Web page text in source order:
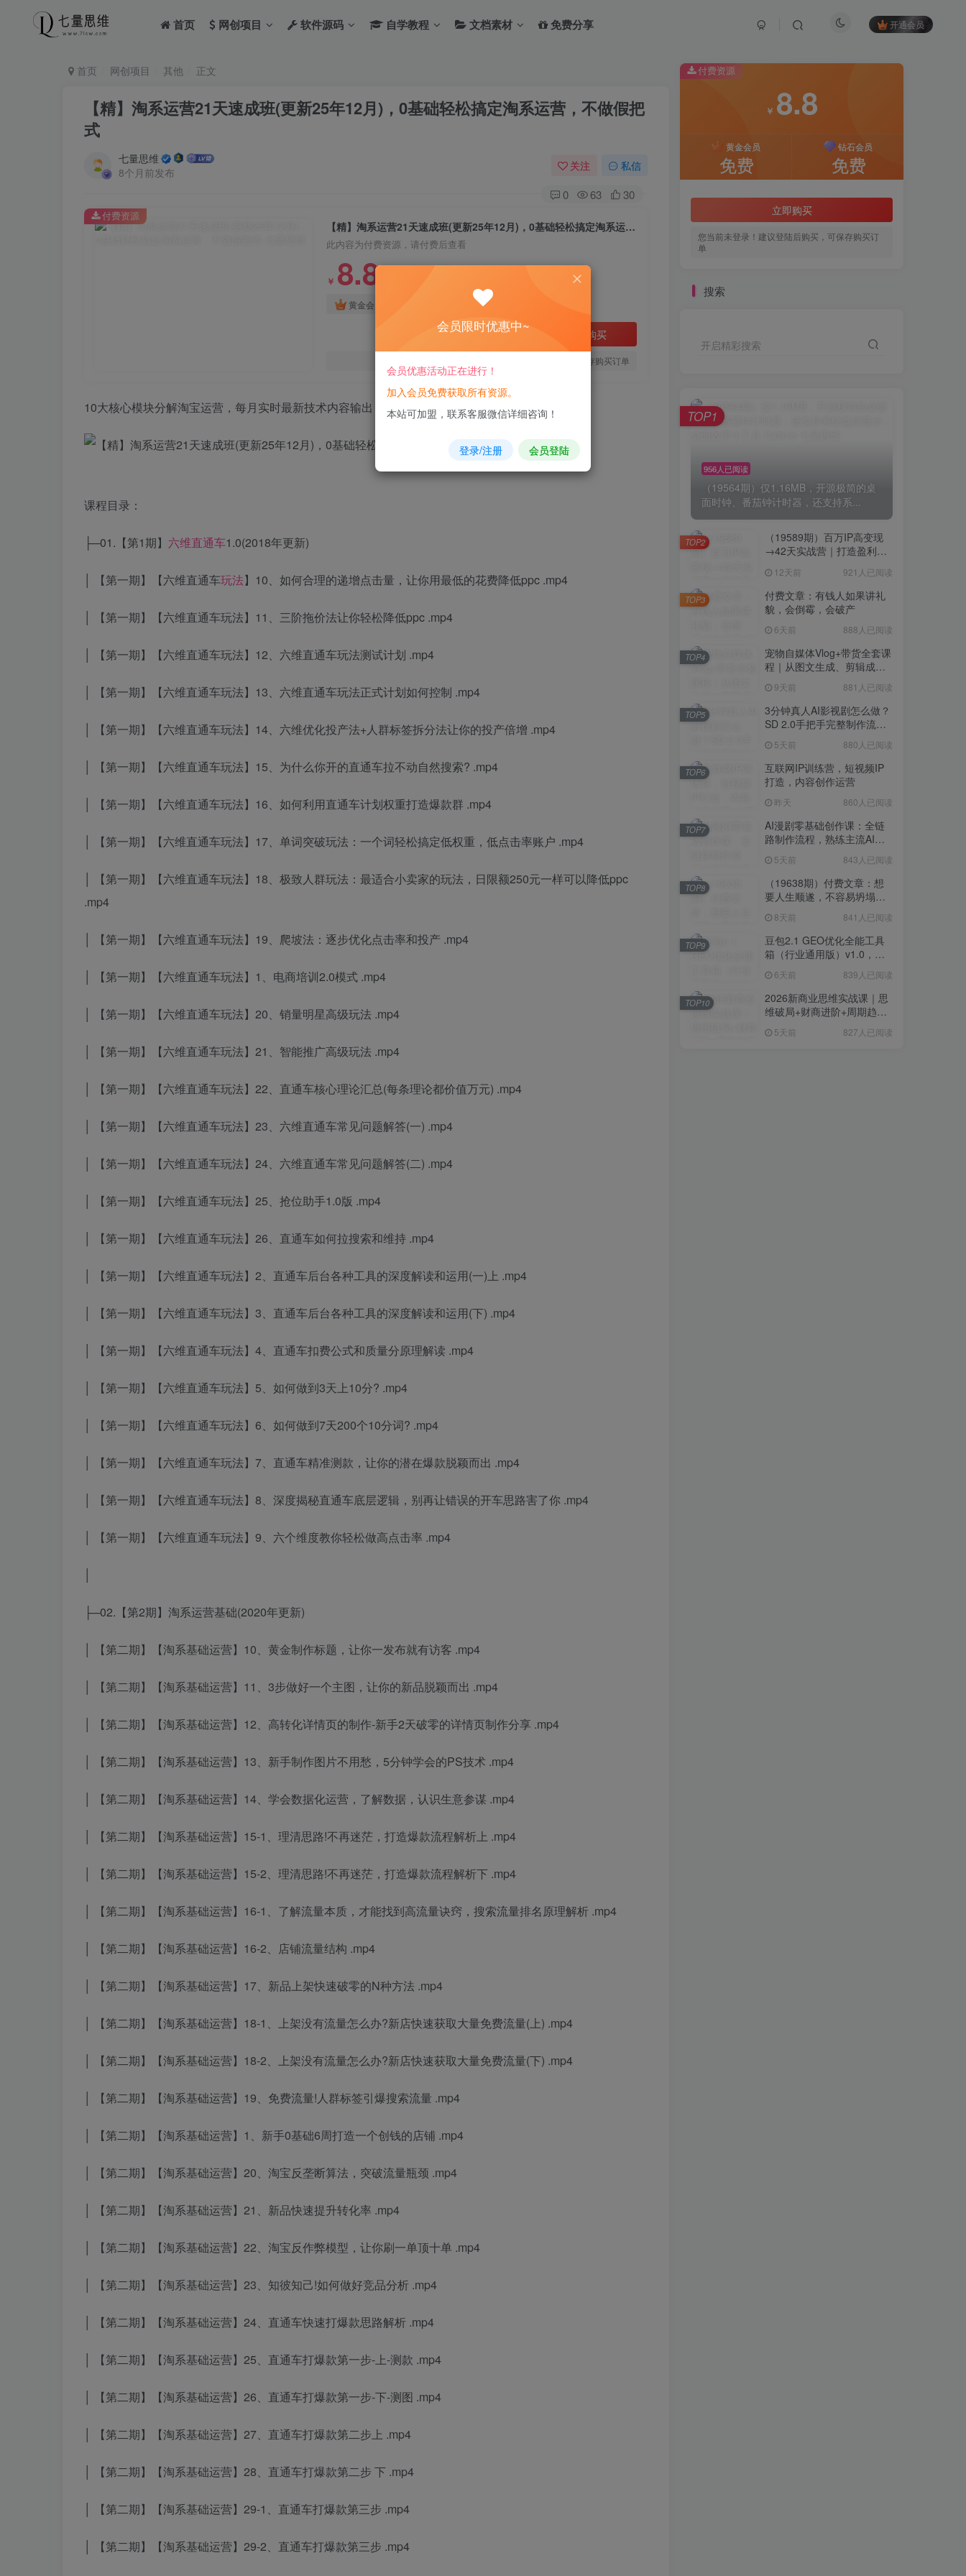
首页 网创项目 软件源码 自学教程 文档素材 免费分享 开通会员
首页 网创项目 其他 正文
【精】淘系运营21天速成班(更新25年12月)，0基础轻松搞定淘系运营，不做假把
式
七量思维
8个月前发布
关注 私信
0 63 30
【精】淘系运营21天速成班(更新25年12月)，0基础轻松搞定淘系运营，不做假把式
此内容为付费资源，请付费后查看
￥ 8.8
黄金会员 免费
立即购买
您当前未登录！建议登陆后购买，可保存购买订单
付费资源
10大核心模块分解淘宝运营，每月实时最新技术内容输出，快速复制落地。
课程目录：
├─01.【第1期】 六维直通车1.0(2018年更新)
│ 【第一期】【六维直通车玩法】10、如何合理的递增点击量，让你用最低的花费降低ppc .mp4
│ 【第一期】【六维直通车玩法】11、三阶拖价法让你轻松降低ppc .mp4
│ 【第一期】【六维直通车玩法】12、六维直通车玩法测试计划 .mp4
│ 【第一期】【六维直通车玩法】13、六维直通车玩法正式计划如何控制 .mp4
│ 【第一期】【六维直通车玩法】14、六维优化投产法+人群标签拆分法让你的投产倍增 .mp4
│ 【第一期】【六维直通车玩法】15、为什么你开的直通车拉不动自然搜索? .mp4
│ 【第一期】【六维直通车玩法】16、如何利用直通车计划权重打造爆款群 .mp4
│ 【第一期】【六维直通车玩法】17、单词突破玩法：一个词轻松搞定低权重，低点击率账户 .mp4
│ 【第一期】【六维直通车玩法】18、极致人群玩法：最适合小卖家的玩法，日限额250元一样可以降低ppc
.mp4
│ 【第一期】【六维直通车玩法】19、爬坡法：逐步优化点击率和投产 .mp4
│ 【第一期】【六维直通车玩法】1、电商培训2.0模式 .mp4
│ 【第一期】【六维直通车玩法】20、销量明星高级玩法 .mp4
│ 【第一期】【六维直通车玩法】21、智能推广高级玩法 .mp4
│ 【第一期】【六维直通车玩法】22、直通车核心理论汇总(每条理论都价值万元) .mp4
│ 【第一期】【六维直通车玩法】23、六维直通车常见问题解答(一) .mp4
│ 【第一期】【六维直通车玩法】24、六维直通车常见问题解答(二) .mp4
│ 【第一期】【六维直通车玩法】25、抢位助手1.0版 .mp4
│ 【第一期】【六维直通车玩法】26、直通车如何拉搜索和维持 .mp4
│ 【第一期】【六维直通车玩法】2、直通车后台各种工具的深度解读和运用(一)上 .mp4
│ 【第一期】【六维直通车玩法】3、直通车后台各种工具的深度解读和运用(下) .mp4
│ 【第一期】【六维直通车玩法】4、直通车扣费公式和质量分原理解读 .mp4
│ 【第一期】【六维直通车玩法】5、如何做到3天上10分? .mp4
│ 【第一期】【六维直通车玩法】6、如何做到7天200个10分词? .mp4
│ 【第一期】【六维直通车玩法】7、直通车精准测款，让你的潜在爆款脱颖而出 .mp4
│ 【第一期】【六维直通车玩法】8、深度揭秘直通车底层逻辑，别再让错误的开车思路害了你 .mp4
│ 【第一期】【六维直通车玩法】9、六个维度教你轻松做高点击率 .mp4
├─02.【第2期】淘系运营基础(2020年更新)
│ 【第二期】【淘系基础运营】10、黄金制作标题，让你一发布就有访客 .mp4
│ 【第二期】【淘系基础运营】11、3步做好一个主图，让你的新品脱颖而出 .mp4
│ 【第二期】【淘系基础运营】12、高转化详情页的制作-新手2天破零的详情页制作分享 .mp4
│ 【第二期】【淘系基础运营】13、新手制作图片不用愁，5分钟学会的PS技术 .mp4
│ 【第二期】【淘系基础运营】14、学会数据化运营，了解数据，认识生意参谋 .mp4
│ 【第二期】【淘系基础运营】15-1、理清思路!不再迷茫，打造爆款流程解析上 .mp4
│ 【第二期】【淘系基础运营】15-2、理清思路!不再迷茫，打造爆款流程解析下 .mp4
│ 【第二期】【淘系基础运营】16-1、了解流量本质，才能找到高流量诀窍，搜索流量排名原理解析 .mp4
│ 【第二期】【淘系基础运营】16-2、店铺流量结构 .mp4
│ 【第二期】【淘系基础运营】17、新品上架快速破零的N种方法 .mp4
│ 【第二期】【淘系基础运营】18-1、上架没有流量怎么办?新店快速获取大量免费流量(上) .mp4
│ 【第二期】【淘系基础运营】18-2、上架没有流量怎么办?新店快速获取大量免费流量(下) .mp4
│ 【第二期】【淘系基础运营】19、免费流量!人群标签引爆搜索流量 .mp4
│ 【第二期】【淘系基础运营】1、新手0基础6周打造一个创钱的店铺 .mp4
│ 【第二期】【淘系基础运营】20、淘宝反垄断算法，突破流量瓶颈 .mp4
│ 【第二期】【淘系基础运营】21、新品快速提升转化率 .mp4
│ 【第二期】【淘系基础运营】22、淘宝反作弊模型，让你刷一单顶十单 .mp4
│ 【第二期】【淘系基础运营】23、知彼知己!如何做好竞品分析 .mp4
│ 【第二期】【淘系基础运营】24、直通车快速打爆款思路解析 .mp4
│ 【第二期】【淘系基础运营】25、直通车打爆款第一步-上-测款 .mp4
│ 【第二期】【淘系基础运营】26、直通车打爆款第一步-下-测图 .mp4
│ 【第二期】【淘系基础运营】27、直通车打爆款第二步上 .mp4
│ 【第二期】【淘系基础运营】28、直通车打爆款第二步 下 .mp4
│ 【第二期】【淘系基础运营】29-1、直通车打爆款第三步 .mp4
│ 【第二期】【淘系基础运营】29-2、直通车打爆款第三步 .mp4
付费资源
￥ 8.8
黄金会员
免费
钻石会员
免费
立即购买
您当前未登录！建议登陆后购买，可保存购买订
单
搜索
开启精彩搜索
956人已阅读
（19564期）仅1.16MB，开源极简的桌
面时钟、番茄钟计时器，还支持系...
TOP1
（19589期）百万IP高变现
→42天实战营｜打造盈利赚
域转化批量成交积累客户案
例
12天前 921人已阅读
TOP2
付费文章：有钱人如果讲礼
貌，会倒霉，会破产
6天前 888人已阅读
TOP3
宠物自媒体Vlog+带货全套课
程｜从图文生成、剪辑成片
9天前 881人已阅读
TOP4
3分钟真人AI影视剧怎么做？
SD 2.0手把手完整制作流程
无限生成
5天前 880人已阅读
TOP5
互联网IP训练营，短视频IP
打造，内容创作运营
昨天 860人已阅读
TOP6
AI漫剧零基础创作课：全链
路制作流程，熟练主流AI工
5天前 843人已阅读
TOP7
（19638期）付费文章：想
要人生顺遂，不容易坍塌，
8天前 841人已阅读
TOP8
豆包2.1 GEO优化全能工具
箱（行业通用版）v1.0，会
景 6天前 839人已阅读
TOP9
2026新商业思维实战课｜思
维破局+财商进阶+周期趋势
度解析全体系
5天前 827人已阅读
TOP10
会员限时优惠中~
会员优惠活动正在进行！
加入会员免费获取所有资源。
本站可加盟，联系客服微信详细咨询！
登录/注册 会员登陆